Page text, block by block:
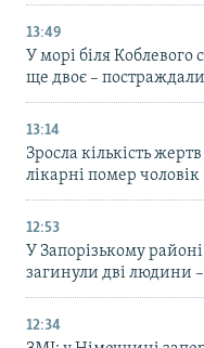
13:49
У морі біля Коблевого
ще двоє – постраждали
13:14
Зросла кількість
лікарні помер чоловік
12:53
У Запорізькому
загинули дві людини
12:34